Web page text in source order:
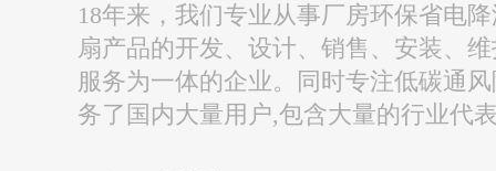
18年来，我们专业从事厂房环保省电
扇产品的开发、设计、销售、安装、
服务为一体的企业。同时专注低碳通
务了国内大量用户,包含大量的行业代